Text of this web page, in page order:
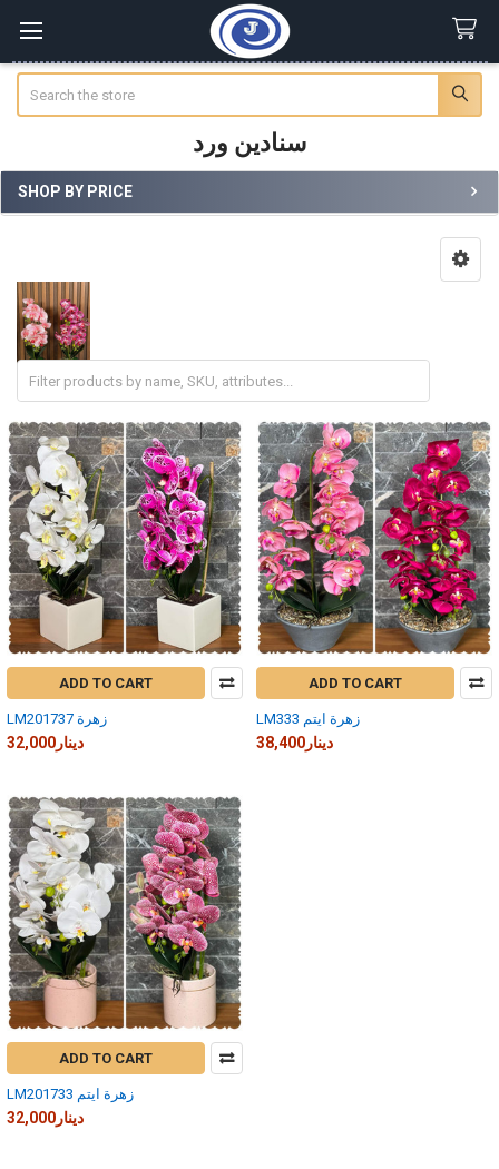
سنادين ورد
Sidebar
SHOP BY PRICE
ADD TO CART
LM201737 زهرة
32,000دينار
ADD TO CART
LM333 زهرة ايتم
38,400دينار
ADD TO CART
LM201733 زهرة ايتم
32,000دينار